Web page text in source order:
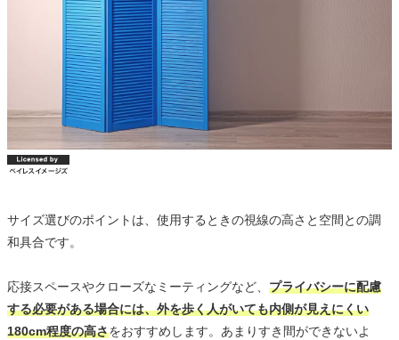
サイズ選びのポイントは、使用するときの視線の高さと空間との調
和具合です。
応接スペースやクローズなミーティングなど、 プライバシーに配慮
する必要がある場合には、外を歩く人がいても内側が見えにくい
180cm程度の高さをおすすめします。あまりすき間ができないよ